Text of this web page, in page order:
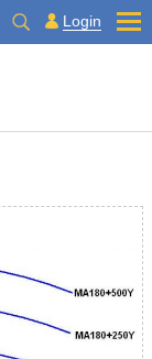
Login